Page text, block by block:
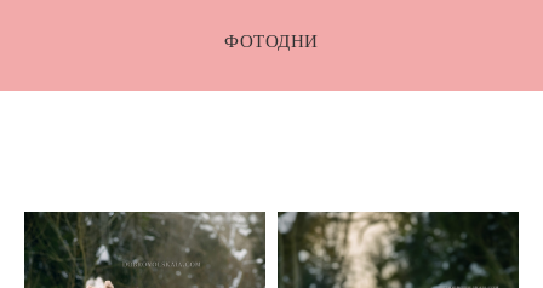
ФОТОДНИ